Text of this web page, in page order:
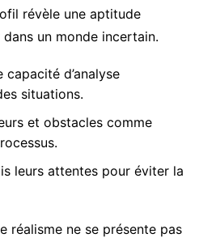
révèle une aptitude
un monde incertain.
capacité d’analyse
situations.
et obstacles comme
leurs attentes pour éviter la
réalisme ne se présente pas